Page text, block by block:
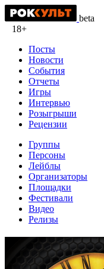
beta
18+
Посты
Новости
События
Отчеты
Игры
Интервью
Розыгрыши
Рецензии
Группы
Персоны
Лейблы
Организаторы
Площадки
Фестивали
Видео
Релизы